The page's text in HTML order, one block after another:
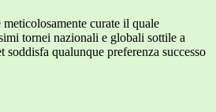
curate il quale
tornei nazionali e globali sottile a
soddisfa qualunque preferenza successo